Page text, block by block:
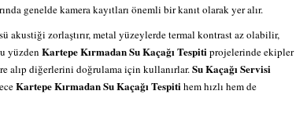
genelde kamera kayıtları önemli bir kanıt olarak yer alır.
akustiği zorlaştırır, metal yüzeylerde termal kontrast az olabilir,
yüzden Kartepe Kırmadan Su Kaçağı Tespiti projelerinde ekipler
alıp diğerlerini doğrulama için kullanırlar.Su Kaçağı Servisi
Kartepe Kırmadan Su Kaçağı Tespiti hem hızlı hem de